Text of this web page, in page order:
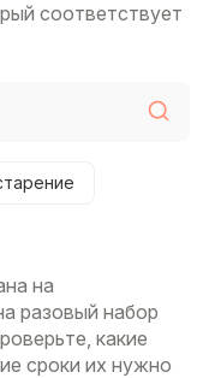
соответствует
на
разовый набор
какие
сроки их нужно